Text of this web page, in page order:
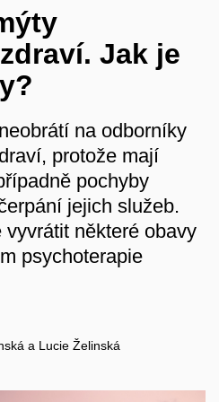
Jak je
na odborníky
protože mají
pochyby
jejich služeb.
některé obavy
psychoterapie
a Lucie Želinská